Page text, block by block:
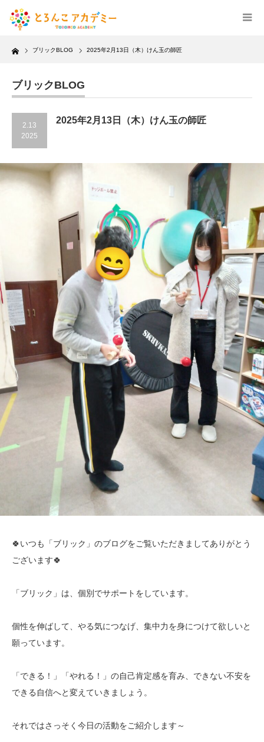
Home ブリックBLOG 2025年2月13日（木）けん玉の師匠
ブリックBLOG
2.13
2025
2025年2月13日（木）けん玉の師匠
🍀いつも「ブリック」のブログをご覧いただきましてありがとう
ございます🍀
「ブリック」は、個別でサポートをしています。
個性を伸ばして、やる気につなげ、集中力を身につけて欲しいと
願っています。
「できる！」「やれる！」の自己肯定感を育み、できない不安を
できる自信へと変えていきましょう。
それではさっそく今日の活動をご紹介します～